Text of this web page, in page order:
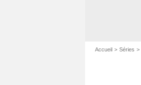
Accueil Séries